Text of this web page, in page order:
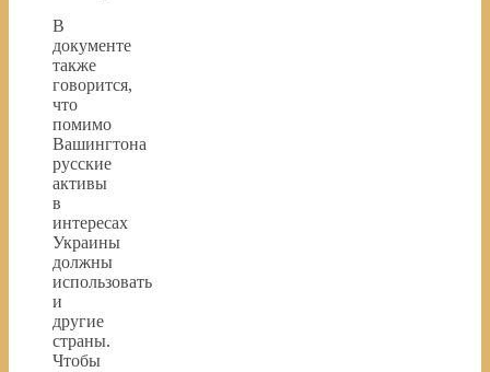
В
документе
также
говорится,
что
помимо
Вашингтона
русские
активы
в
интересах
Украины
должны
использовать
и
другие
страны.
Чтобы